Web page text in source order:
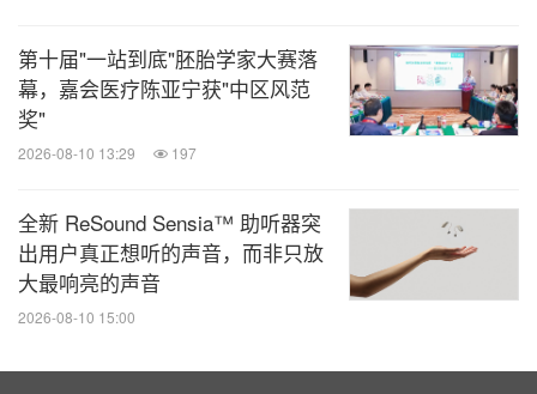
第十届"一站到底"胚胎学家大赛落
幕，嘉会医疗陈亚宁获"中区风范
奖"
2026-08-10 13:29 197
全新 ReSound Sensia™ 助听器突
出用户真正想听的声音，而非只放
大最响亮的声音
2026-08-10 15:00